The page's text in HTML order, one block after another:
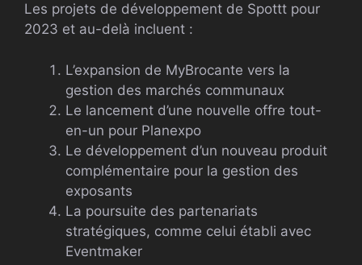
Les projets de développement de Spottt pour
2023 et au-delà incluent :
L’expansion de MyBrocante vers la
gestion des marchés communaux
Le lancement d’une nouvelle offre tout-
en-un pour Planexpo
Le développement d’un nouveau produit
complémentaire pour la gestion des
exposants
La poursuite des partenariats
stratégiques, comme celui établi avec
Eventmaker